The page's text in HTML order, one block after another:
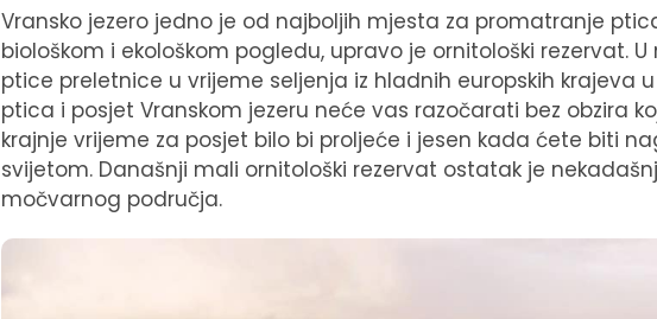
Vransko jezero jedno je od najboljih mjesta za promatranje
biološkom i ekološkom pogledu, upravo je ornitološki rezervat.
ptice preletnice u vrijeme seljenja iz hladnih europskih krajeva
ptica i posjet Vranskom jezeru neće vas razočarati bez obzira
krajnje vrijeme za posjet bilo bi proljeće i jesen kada ćete biti
svijetom. Današnji mali ornitološki rezervat ostatak je
močvarnog područja.